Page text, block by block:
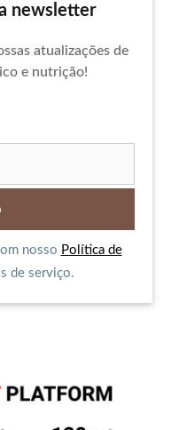
newsletter
atualizações de
e nutrição!
nosso Política de
de serviço.